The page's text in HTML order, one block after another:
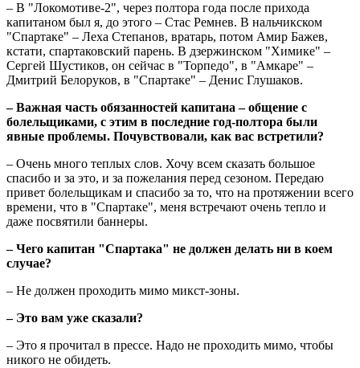
– В "Локомотиве-2", через полтора года после прихода
капитаном был я, до этого – Стас Ремнев. В нальчикском
"Спартаке" – Леха Степанов, вратарь, потом Амир Бажев,
кстати, спартаковский парень. В дзержинском "Химике" –
Сергей Шустиков, он сейчас в "Торпедо", в "Амкаре" –
Дмитрий Белоруков, в "Спартаке" – Денис Глушаков.
– Важная часть обязанностей капитана – общение с
болельщиками, с этим в последние год-полтора были
явные проблемы. Почувствовали, как вас встретили?
– Очень много теплых слов. Хочу всем сказать большое
спасибо и за это, и за пожелания перед сезоном. Передаю
привет болельщикам и спасибо за то, что на протяжении всего
времени, что в "Спартаке", меня встречают очень тепло и
даже посвятили баннеры.
– Чего капитан "Спартака" не должен делать ни в коем
случае?
– Не должен проходить мимо микст-зоны.
– Это вам уже сказали?
– Это я прочитал в прессе. Надо не проходить мимо, чтобы
никого не обидеть.